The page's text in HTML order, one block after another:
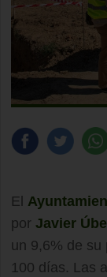
El
por Javier
un 9,6% de su
100 días. Las